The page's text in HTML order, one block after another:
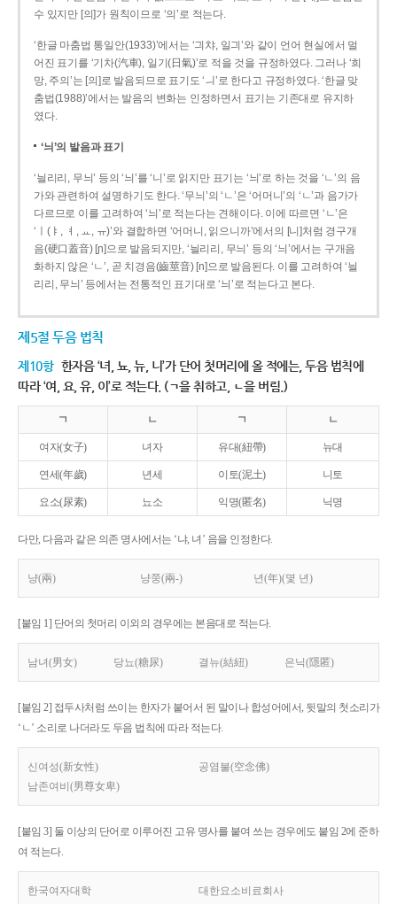
수 있지만 [의]가 원칙이므로 ‘의’로 적는다.
‘한글 마춤법 통일안(1933)’에서는 ‘긔챠, 일긔’와 같이 언어 현실에서 멀
어진 표기를 ‘기차(汽車), 일기(日氣)’로 적을 것을 규정하였다. 그러나 ‘희
망, 주의’는 [의]로 발음되므로 표기도 ‘ㅢ’로 한다고 규정하였다. ‘한글 맞
춤법(1988)’에서는 발음의 변화는 인정하면서 표기는 기존대로 유지하
였다.
‘늬’의 발음과 표기
‘늴리리, 무늬’ 등의 ‘늬’를 ‘니’로 읽지만 표기는 ‘늬’로 하는 것을 ‘ㄴ’의 음
가와 관련하여 설명하기도 한다. ‘무늬’의 ‘ㄴ’은 ‘어머니’의 ‘ㄴ’과 음가가
다르므로 이를 고려하여 ‘늬’로 적는다는 견해이다. 이에 따르면 ‘ㄴ’은
‘ㅣ(ㅑ, ㅕ, ㅛ, ㅠ)’와 결합하면 ‘어머니, 읽으니까’에서의 [니]처럼 경구개
음(硬口蓋音) [ɲ]으로 발음되지만, ‘늴리리, 무늬’ 등의 ‘늬’에서는 구개음
화하지 않은 ‘ㄴ’, 곧 치경음(齒莖音) [n]으로 발음된다. 이를 고려하여 ‘늴
리리, 무늬’ 등에서는 전통적인 표기대로 ‘늬’로 적는다고 본다.
제5절 두음 법칙
제10항 한자음 ‘녀, 뇨, 뉴, 니’가 단어 첫머리에 올 적에는, 두음 법칙에
따라 ‘여, 요, 유, 이’로 적는다. (ㄱ을 취하고, ㄴ을 버림.)
ㄱ ㄴ ㄱ ㄴ
여자(女子) 녀자 유대(紐帶) 뉴대
연세(年歲) 년세 이토(泥土) 니토
요소(尿素) 뇨소 익명(匿名) 닉명
다만, 다음과 같은 의존 명사에서는 ‘냐, 녀’ 음을 인정한다.
냥(兩) 냥쭝(兩-) 년(年)(몇 년)
[붙임 1] 단어의 첫머리 이외의 경우에는 본음대로 적는다.
남녀(男女) 당뇨(糖尿) 결뉴(結紐) 은닉(隱匿)
[붙임 2] 접두사처럼 쓰이는 한자가 붙어서 된 말이나 합성어에서, 뒷말의 첫소리가
‘ㄴ’ 소리로 나더라도 두음 법칙에 따라 적는다.
신여성(新女性)
공염불(空念佛)
남존여비(男尊女卑)
[붙임 3] 둘 이상의 단어로 이루어진 고유 명사를 붙여 쓰는 경우에도 붙임 2에 준하
여 적는다.
한국여자대학 대한요소비료회사